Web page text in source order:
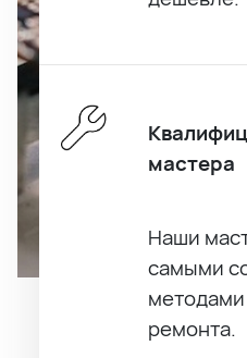
мастера
Наши
самыми
методами
ремонта.